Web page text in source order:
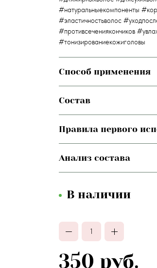
#натуральныекомпоненты
#эластичностьволос
#противсечениякончиков
#тонизированиекожиголовы
Способ применения
Состав
Правила первого
Анализ состава
В наличии
350 руб.